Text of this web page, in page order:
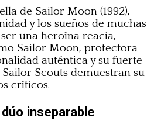
de Sailor Moon (1992),
y los sueños de muchas
una heroína reacia,
Sailor Moon, protectora
auténtica y su fuerte
Scouts demuestran su
críticos.
inseparable